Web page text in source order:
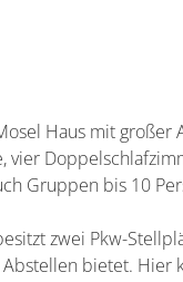
Haus mit
vier
Gruppen bis 10
zwei Pkw-
bietet. Hier